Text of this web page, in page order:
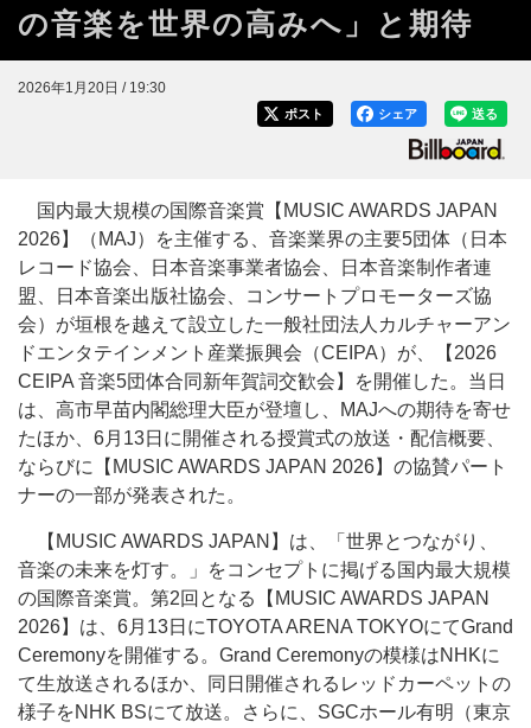
の音楽を世界の高みへ」と期待
2026年1月20日 / 19:30
送る
シェア
ポスト
国内最大規模の国際音楽賞【MUSIC AWARDS JAPAN
2026】（MAJ）を主催する、音楽業界の主要5団体（日本
レコード協会、日本音楽事業者協会、日本音楽制作者連
盟、日本音楽出版社協会、コンサートプロモーターズ協
会）が垣根を越えて設立した一般社団法人カルチャーアン
ドエンタテインメント産業振興会（CEIPA）が、【2026
CEIPA 音楽5団体合同新年賀詞交歓会】を開催した。当日
は、高市早苗内閣総理大臣が登壇し、MAJへの期待を寄せ
たほか、6月13日に開催される授賞式の放送・配信概要、
ならびに【MUSIC AWARDS JAPAN 2026】の協賛パート
ナーの一部が発表された。
【MUSIC AWARDS JAPAN】は、「世界とつながり、
音楽の未来を灯す。」をコンセプトに掲げる国内最大規模
の国際音楽賞。第2回となる【MUSIC AWARDS JAPAN
2026】は、6月13日にTOYOTA ARENA TOKYOにてGrand
Ceremonyを開催する。Grand Ceremonyの模様はNHKに
て生放送されるほか、同日開催されるレッドカーペットの
様子をNHK BSにて放送。さらに、SGCホール有明（東京